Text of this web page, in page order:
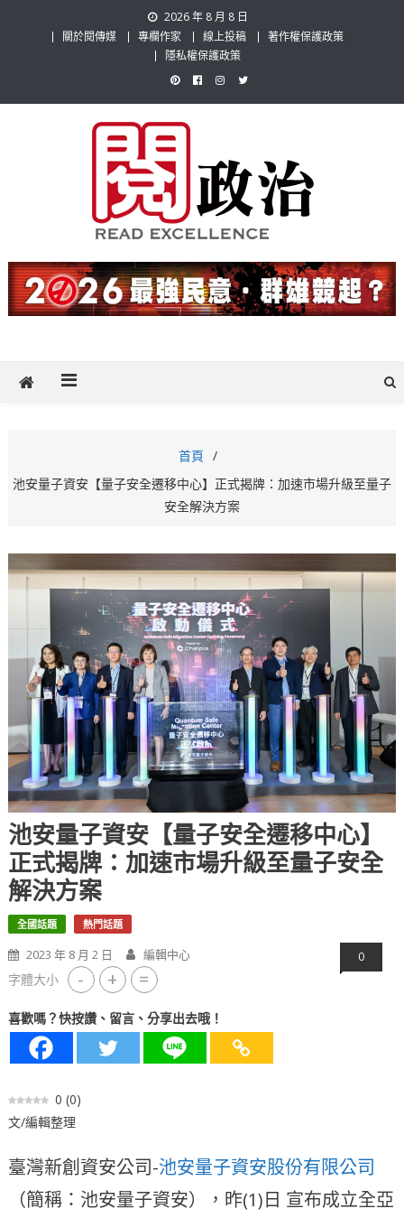
2026 年 8 月 8 日
關於閱傳媒
專欄作家 線上投稿
著作權保護政策
隱私權保護政策
閱政治 Read Gov News
題，也要專業評論，閱政治與多元的政治評論家與專欄作家邀稿合作，
讓讀者有最多元和專業的選擇。
首頁
池安量子資安【量子安全遷移中心】正式揭牌：加速市場升級至量子
安全解決方案
池安量子資安【量子安全遷移中心】
正式揭牌：加速市場升級至量子安全
解決方案
全國話題 熱門話題
2023 年 8 月 2 日 編輯中心 0
字體大小 - + =
喜歡嗎？快按讚、留言、分享出去哦！
0 (0)
文/編輯整理
臺灣新創資安公司-池安量子資安股份有限公司
（簡稱：池安量子資安），昨(1)日 宣布成立全亞